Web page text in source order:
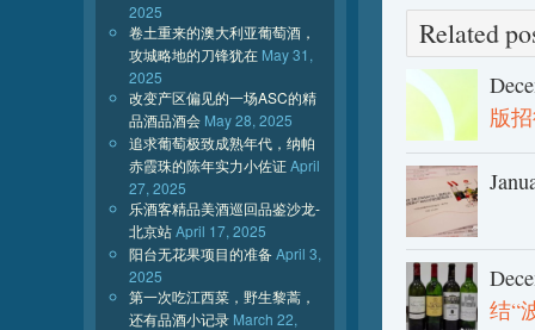
Related
版
结“
2025
卷土重来的澳大利亚葡萄酒，
攻城略地的刀锋犹在 May 31,
2025
改变产区偏见的一场ASC的精
品酒品酒会 May 28, 2025
追求葡萄极致成熟年代，纳帕
赤霞珠的陈年实力小佐证April
27, 2025
乐酒客精品美酒巡回品鉴沙龙-
北京站April 17, 2025
阳台无花果项目的准备April 3,
2025
第一次吃江西菜，野生黎蒿，
还有品酒小记录 March 22,